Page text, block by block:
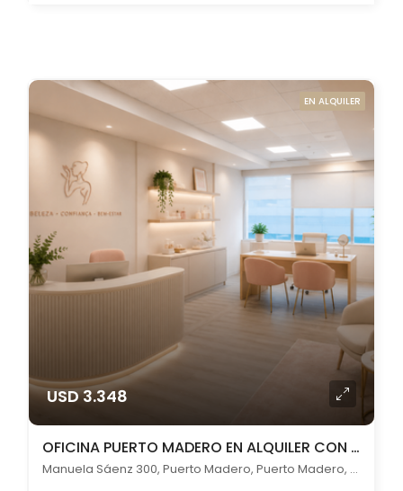
EN ALQUILER
USD 3.348
OFICINA PUERTO MADERO EN ALQUILER CON COCHERA
Manuela Sáenz 300, Puerto Madero, Puerto Madero, Capital Federal